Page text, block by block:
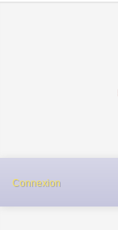
Connexion